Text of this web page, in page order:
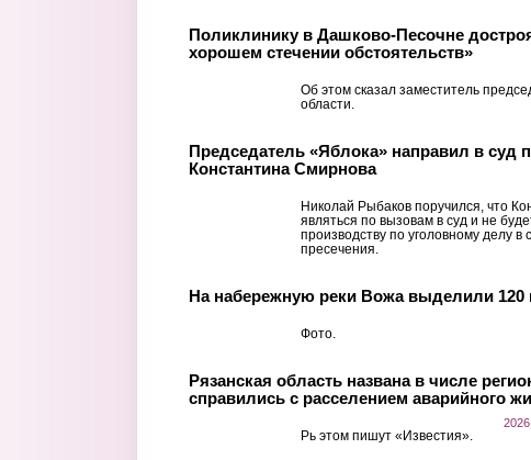
Поликлинику в Дашково-Песочне
хорошем стечении обстоятельств»
Об этом сказал заместитель
области.
Председатель «Яблока» направил в суд
Константина Смирнова
Николай Рыбаков поручился, что
являться по вызовам в суд и не
производству по уголовному делу
пресечения.
На набережную реки Вожа выделили
Фото.
Рязанская область названа в числе
справились с расселением аварийного
Рь этом пишут «Известия».